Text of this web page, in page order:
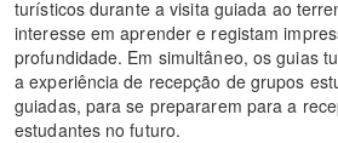
turísticos durante a visita guiada ao
interesse em aprender e registam
profundidade. Em simultâneo, os guias
a experiência de recepção de grupos
guiadas, para se prepararem para a
estudantes no futuro.